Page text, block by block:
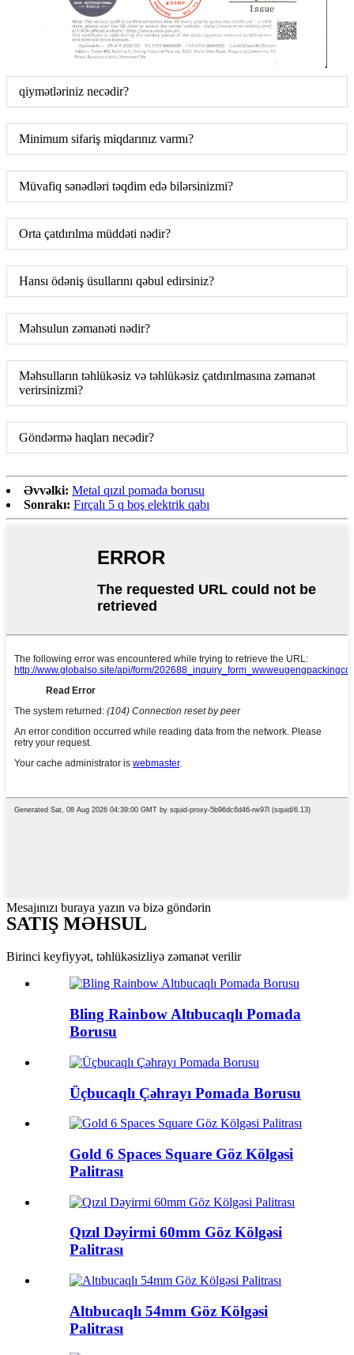
qiymətləriniz necədir?
Minimum sifariş miqdarınız varmı?
Müvafiq sənədləri təqdim edə bilərsinizmi?
Orta çatdırılma müddəti nədir?
Hansı ödəniş üsullarını qəbul edirsiniz?
Məhsulun zəmanəti nədir?
Məhsulların təhlükəsiz və təhlükəsiz çatdırılmasına zəmanət
verirsinizmi?
Göndərmə haqları necədir?
Əvvəlki: Metal qızıl pomada borusu
Sonrakı: Fırçalı 5 q boş elektrik qabı
Mesajınızı buraya yazın və bizə göndərin
SATIŞ MƏHSUL
Birinci keyfiyyət, təhlükəsizliyə zəmanət verilir
Bling Rainbow Altıbucaqlı Pomada
Borusu
Üçbucaqlı Çəhrayı Pomada Borusu
Gold 6 Spaces Square Göz Kölgəsi
Palitrası
Qızıl Dəyirmi 60mm Göz Kölgəsi
Palitrası
Altıbucaqlı 54mm Göz Kölgəsi
Palitrası